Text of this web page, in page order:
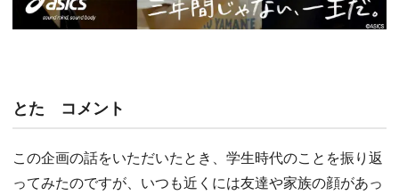
とた コメント
この企画の話をいただいたとき、学生時代のことを振り返
ってみたのですが、いつも近くには友達や家族の顔があっ